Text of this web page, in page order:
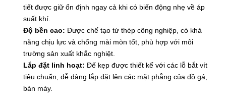
tiết được giữ ổn định ngay cả khi có biến động nhẹ về áp
suất khí.
Độ bền cao: Được chế tạo từ thép công nghiệp, có khả
năng chịu lực và chống mài mòn tốt, phù hợp với môi
trường sản xuất khắc nghiệt.
Lắp đặt linh hoạt: Đế kẹp được thiết kế với các lỗ bắt vít
tiêu chuẩn, dễ dàng lắp đặt lên các mặt phẳng của đồ gá,
bàn máy.